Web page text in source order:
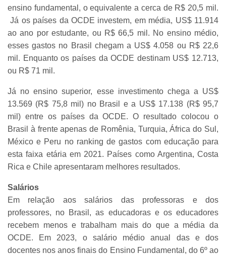
ensino fundamental, o equivalente a cerca de R$ 20,5 mil.
Já os países da OCDE investem, em média, US$ 11.914
ao ano por estudante, ou R$ 66,5 mil. No ensino médio,
esses gastos no Brasil chegam a US$ 4.058 ou R$ 22,6
mil. Enquanto os países da OCDE destinam US$ 12.713,
ou R$ 71 mil.
Já no ensino superior, esse investimento chega a US$
13.569 (R$ 75,8 mil) no Brasil e a US$ 17.138 (R$ 95,7
mil) entre os países da OCDE. O resultado colocou o
Brasil à frente apenas de Romênia, Turquia, África do Sul,
México e Peru no ranking de gastos com educação para
esta faixa etária em 2021. Países como Argentina, Costa
Rica e Chile apresentaram melhores resultados.
Salários
Em relação aos salários das professoras e dos
professores, no Brasil, as educadoras e os educadores
recebem menos e trabalham mais do que a média da
OCDE. Em 2023, o salário médio anual das e dos
docentes nos anos finais do Ensino Fundamental, do 6º ao